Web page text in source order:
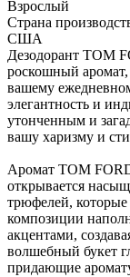
Взрослый
Страна
США
Дезодорант TOM
роскошный
вашему
элегантность и
утонченным и
вашу харизму и
Аромат TOM
открывается
трюфелей,
композиции
акцентами,
волшебный букет
придающие